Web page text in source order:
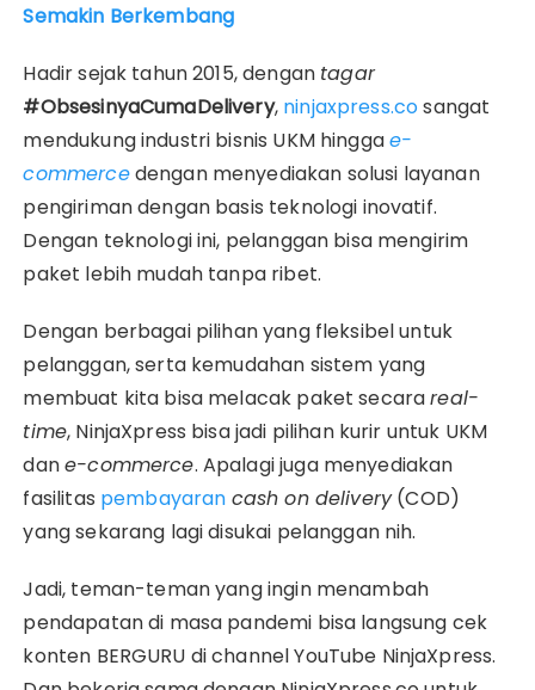
Semakin Berkembang
Hadir sejak tahun 2015, dengan tagar
#ObsesinyaCumaDelivery, ninjaxpress.cosangat
mendukung industri bisnis UKM hinggae-
commercedengan menyediakan solusi layanan
pengiriman dengan basis teknologi inovatif.
Dengan teknologi ini, pelanggan bisa mengirim
paket lebih mudah tanpa ribet.
Dengan berbagai pilihan yang fleksibel untuk
pelanggan, serta kemudahan sistem yang
membuat kita bisa melacak paket secarareal-
time, NinjaXpress bisa jadi pilihan kurir untuk UKM
dane-commerce. Apalagi juga menyediakan
fasilitas pembayaran cash on delivery(COD)
yang sekarang lagi disukai pelanggan nih.
Jadi, teman-teman yang ingin menambah
pendapatan di masa pandemi bisa langsung cek
konten BERGURU di channel YouTube NinjaXpress.